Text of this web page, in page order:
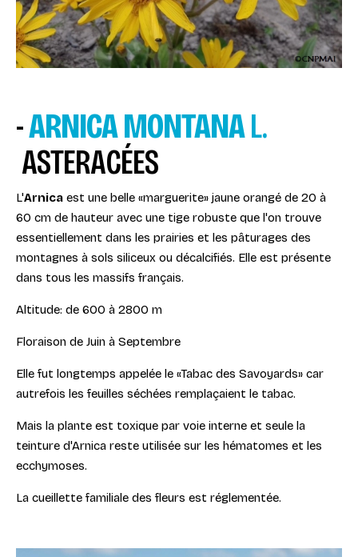
-ARNICA MONTANAL.
ASTERACÉES
L'Arnica est une belle «marguerite» jaune orangé de 20 à
60 cm de hauteur avec une tige robuste que l'on trouve
essentiellement dans les prairies et les pâturages des
montagnes à sols siliceux ou décalcifiés. Elle est présente
dans tous les massifs français.
Altitude: de 600 à 2800 m
Floraison de Juin à Septembre
Elle fut longtemps appelée le «Tabac des Savoyards» car
autrefois les feuilles séchées remplaçaient le tabac.
Mais la plante est toxique par voie interne et seule la
teinture d'Arnica reste utilisée sur les hématomes et les
ecchymoses.
La cueillette familiale des fleurs est réglementée.